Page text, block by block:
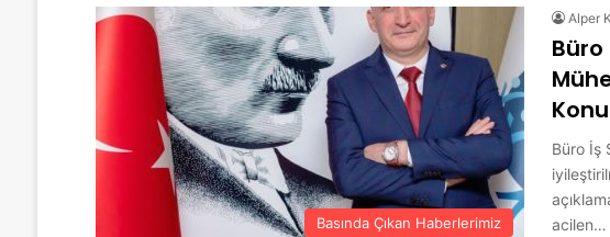
Basında Çıkan Haberlerimiz
Alper
Büro
Büro İş
acilen…